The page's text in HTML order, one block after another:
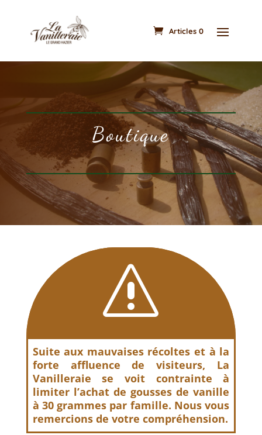
Articles 0
Boutique
s
Suite aux mauvaises récoltes et à la
forte affluence de visiteurs, La
Vanilleraie se voit contrainte à
limiter l’achat de gousses de vanille
à 30 grammes par famille. Nous vous
remercions de votre compréhension.